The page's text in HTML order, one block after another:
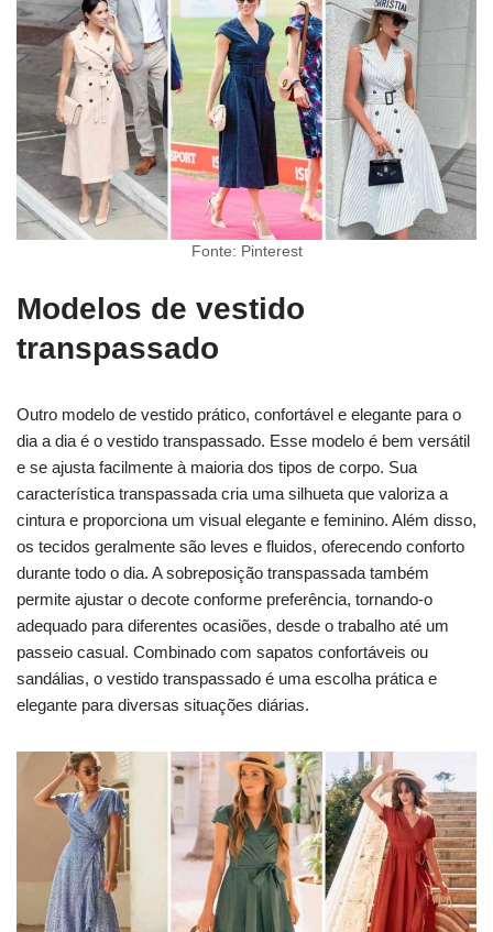
Fonte: Pinterest
Modelos de vestido
transpassado
Outro modelo de vestido prático, confortável e elegante para o
dia a dia é o vestido transpassado. Esse modelo é bem versátil
e se ajusta facilmente à maioria dos tipos de corpo. Sua
característica transpassada cria uma silhueta que valoriza a
cintura e proporciona um visual elegante e feminino. Além disso,
os tecidos geralmente são leves e fluidos, oferecendo conforto
durante todo o dia. A sobreposição transpassada também
permite ajustar o decote conforme preferência, tornando-o
adequado para diferentes ocasiões, desde o trabalho até um
passeio casual. Combinado com sapatos confortáveis ou
sandálias, o vestido transpassado é uma escolha prática e
elegante para diversas situações diárias.